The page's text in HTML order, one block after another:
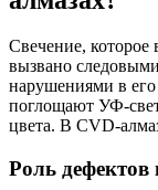
Свечение,
вызвано
нарушениями в его
поглощают УФ-
цвета. В CVD-
Роль